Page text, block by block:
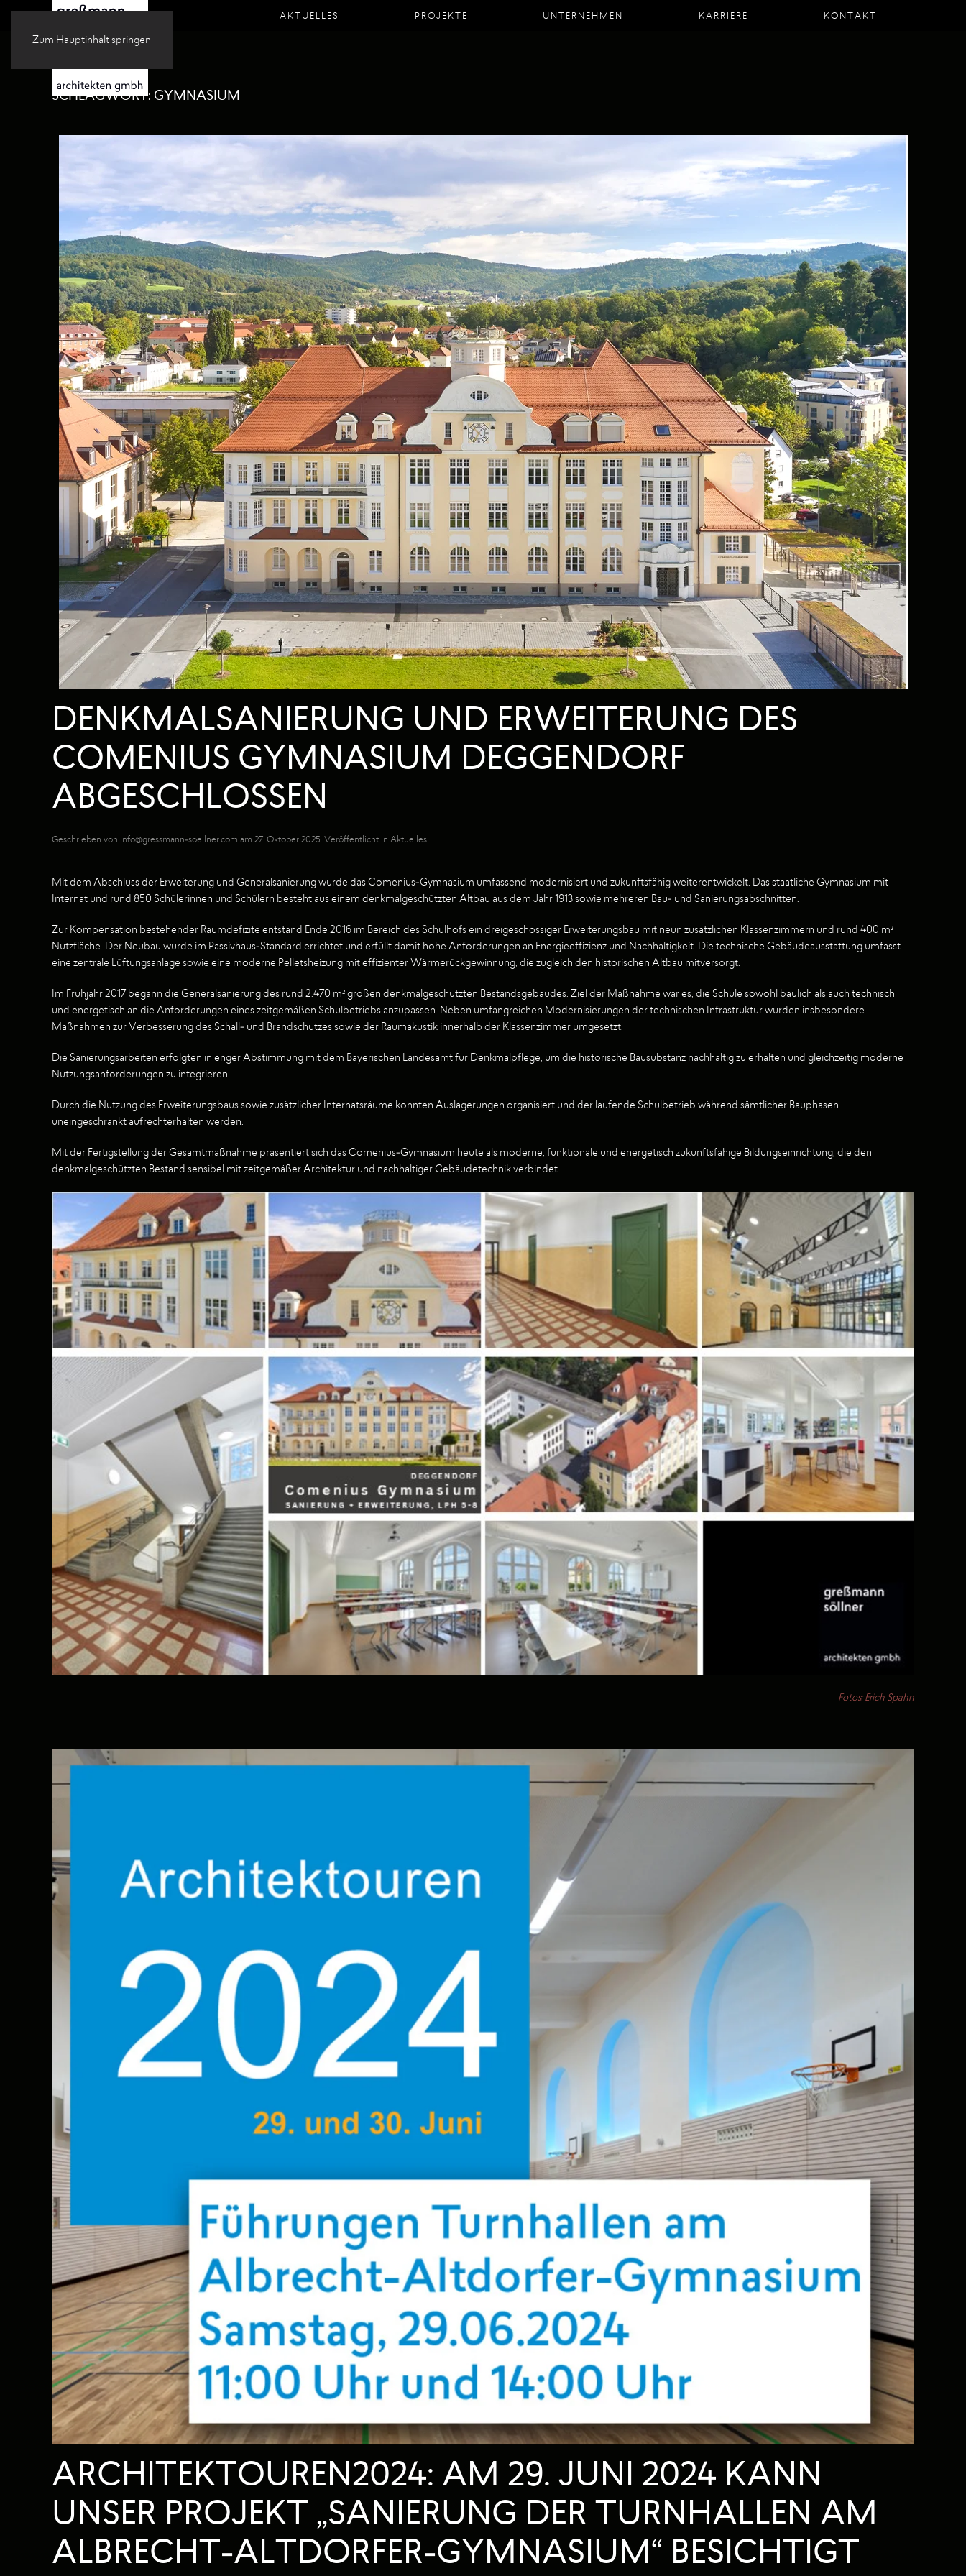
Zum Hauptinhalt springen
AKTUELLES PROJEKTE UNTERNEHMEN KARRIERE KONTAKT
SCHLAGWORT: GYMNASIUM
DENKMALSANIERUNG UND ERWEITERUNG DES
COMENIUS GYMNASIUM DEGGENDORF
ABGESCHLOSSEN
Geschrieben von info@gressmann-soellner.com am 27. Oktober 2025. Veröffentlicht in Aktuelles.
Mit dem Abschluss der Erweiterung und Generalsanierung wurde das Comenius-Gymnasium umfassend modernisiert und zukunftsfähig weiterentwickelt. Das staatliche Gymnasium mit
Internat und rund 850 Schülerinnen und Schülern besteht aus einem denkmalgeschützten Altbau aus dem Jahr 1913 sowie mehreren Bau- und Sanierungsabschnitten.
Zur Kompensation bestehender Raumdefizite entstand Ende 2016 im Bereich des Schulhofs ein dreigeschossiger Erweiterungsbau mit neun zusätzlichen Klassenzimmern und rund 400 m²
Nutzfläche. Der Neubau wurde im Passivhaus-Standard errichtet und erfüllt damit hohe Anforderungen an Energieeffizienz und Nachhaltigkeit. Die technische Gebäudeausstattung umfasst
eine zentrale Lüftungsanlage sowie eine moderne Pelletsheizung mit effizienter Wärmerückgewinnung, die zugleich den historischen Altbau mitversorgt.
Im Frühjahr 2017 begann die Generalsanierung des rund 2.470 m² großen denkmalgeschützten Bestandsgebäudes. Ziel der Maßnahme war es, die Schule sowohl baulich als auch technisch
und energetisch an die Anforderungen eines zeitgemäßen Schulbetriebs anzupassen. Neben umfangreichen Modernisierungen der technischen Infrastruktur wurden insbesondere
Maßnahmen zur Verbesserung des Schall- und Brandschutzes sowie der Raumakustik innerhalb der Klassenzimmer umgesetzt.
Die Sanierungsarbeiten erfolgten in enger Abstimmung mit dem Bayerischen Landesamt für Denkmalpflege, um die historische Bausubstanz nachhaltig zu erhalten und gleichzeitig moderne
Nutzungsanforderungen zu integrieren.
Durch die Nutzung des Erweiterungsbaus sowie zusätzlicher Internatsräume konnten Auslagerungen organisiert und der laufende Schulbetrieb während sämtlicher Bauphasen
uneingeschränkt aufrechterhalten werden.
Mit der Fertigstellung der Gesamtmaßnahme präsentiert sich das Comenius-Gymnasium heute als moderne, funktionale und energetisch zukunftsfähige Bildungseinrichtung, die den
denkmalgeschützten Bestand sensibel mit zeitgemäßer Architektur und nachhaltiger Gebäudetechnik verbindet.
Fotos: Erich Spahn
ARCHITEKTOUREN2024: AM 29. JUNI 2024 KANN
UNSER PROJEKT „SANIERUNG DER TURNHALLEN AM
ALBRECHT-ALTDORFER-GYMNASIUM“ BESICHTIGT